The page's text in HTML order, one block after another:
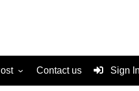
Contact us Sign